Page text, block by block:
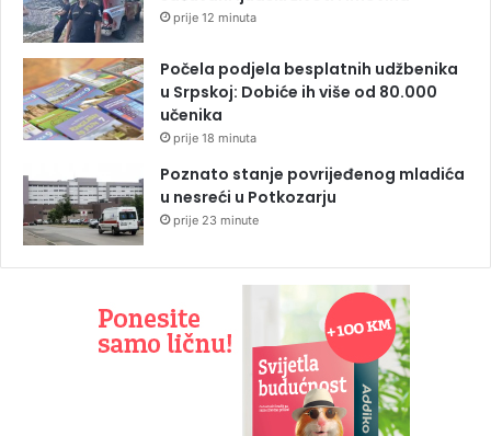
prije 12 minuta
Počela podjela besplatnih udžbenika
u Srpskoj: Dobiće ih više od 80.000
učenika
prije 18 minuta
Poznato stanje povrijeđenog mladića
u nesreći u Potkozarju
prije 23 minute